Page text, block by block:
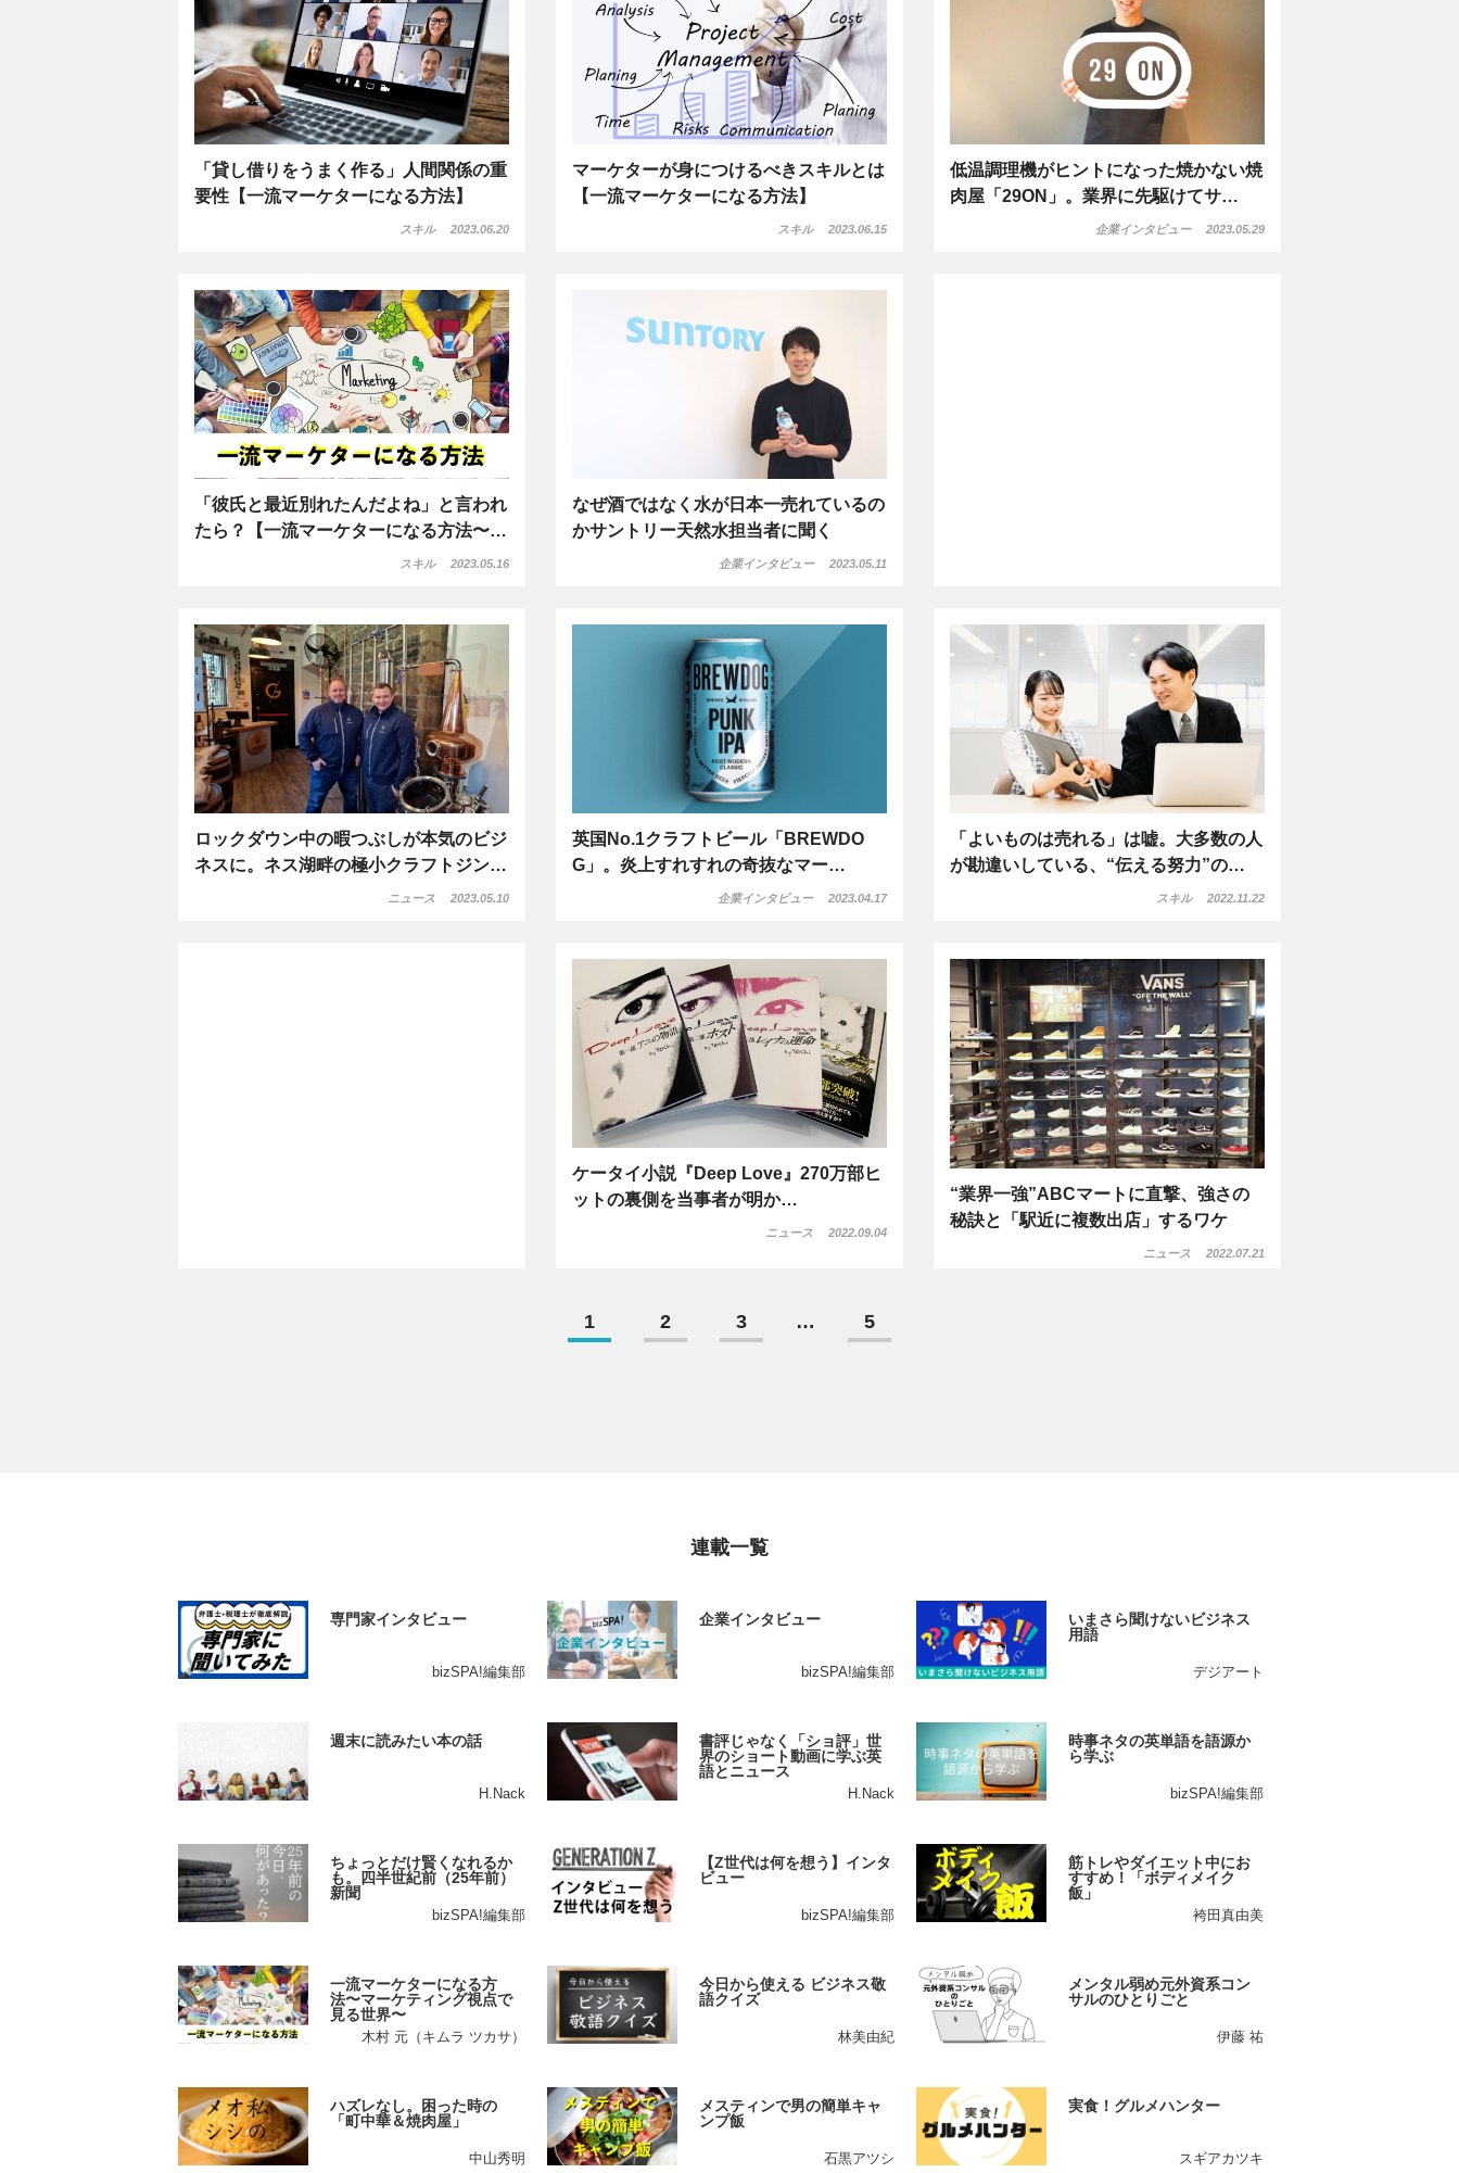
「貸し借りをうまく作る」人間関係の重
要性【一流マーケターになる方法】
スキル 2023.06.20
マーケターが身につけるべきスキルとは
【一流マーケターになる方法】
スキル 2023.06.15
低温調理機がヒントになった焼かない焼
肉屋「29ON」。業界に先駆けてサ…
企業インタビュー 2023.05.29
「彼氏と最近別れたんだよね」と言われ
たら？【一流マーケターになる方法〜…
スキル 2023.05.16
なぜ酒ではなく水が日本一売れているの
かサントリー天然水担当者に聞く
企業インタビュー 2023.05.11
ロックダウン中の暇つぶしが本気のビジ
ネスに。ネス湖畔の極小クラフトジン…
ニュース 2023.05.10
英国No.1クラフトビール「BREWDO
G」。炎上すれすれの奇抜なマー…
企業インタビュー 2023.04.17
「よいものは売れる」は嘘。大多数の人
が勘違いしている、“伝える努力”の…
スキル 2022.11.22
ケータイ小説『Deep Love』270万部ヒ
ットの裏側を当事者が明か…
ニュース 2022.09.04
“業界一強”ABCマートに直撃、強さの
秘訣と「駅近に複数出店」するワケ
ニュース 2022.07.21
1 2 3 … 5
連載一覧
専門家インタビュー
bizSPA!編集部
企業インタビュー
bizSPA!編集部
いまさら聞けないビジネス
用語
デジアート
週末に読みたい本の話
H.Nack
書評じゃなく「ショ評」世
界のショート動画に学ぶ英
語とニュース
H.Nack
時事ネタの英単語を語源か
ら学ぶ
bizSPA!編集部
ちょっとだけ賢くなれるか
も。四半世紀前（25年前）
新聞
bizSPA!編集部
【Z世代は何を想う】インタ
ビュー
bizSPA!編集部
筋トレやダイエット中にお
すすめ！「ボディメイク
飯」
袴田真由美
一流マーケターになる方
法〜マーケティング視点で
見る世界〜
木村 元（キムラ ツカサ）
今日から使える ビジネス敬
語クイズ
林美由紀
メンタル弱め元外資系コン
サルのひとりごと
伊藤 祐
ハズレなし。困った時の
「町中華＆焼肉屋」
中山秀明
メスティンで男の簡単キャ
ンプ飯
石黒アツシ
実食！グルメハンター
スギアカツキ